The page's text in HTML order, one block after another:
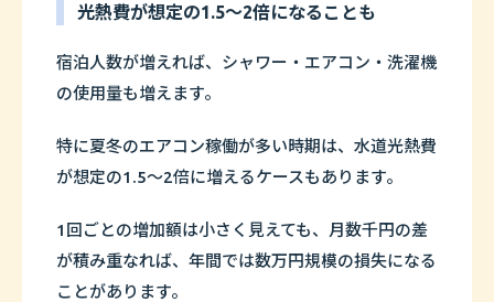
光熱費が想定の1.5〜2倍になることも
宿泊人数が増えれば、シャワー・エアコン・洗濯機
の使用量も増えます。
特に夏冬のエアコン稼働が多い時期は、水道光熱費
が想定の1.5〜2倍に増えるケースもあります。
1回ごとの増加額は小さく見えても、月数千円の差
が積み重なれば、年間では数万円規模の損失になる
ことがあります。